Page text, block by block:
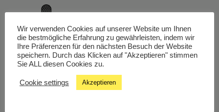
Livestream
Studiochat
Wir verwenden Cookies auf unserer Website um Ihnen
die bestmögliche Erfahrung zu gewährleisten, indem wir
Ihre Präferenzen für den nächsten Besuch der Website
speichern. Durch das Klicken auf "Akzeptieren" stimmen
Sie ALL diesen Cookies zu.
Cookie settings Akzeptieren